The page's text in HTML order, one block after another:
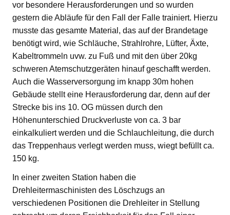
vor besondere Herausforderungen und so wurden
gestern die Abläufe für den Fall der Falle trainiert. Hierzu
musste das gesamte Material, das auf der Brandetage
benötigt wird, wie Schläuche, Strahlrohre, Lüfter, Äxte,
Kabeltrommeln uvw. zu Fuß und mit den über 20kg
schweren Atemschutzgeräten hinauf geschafft werden.
Auch die Wasserversorgung im knapp 30m hohen
Gebäude stellt eine Herausforderung dar, denn auf der
Strecke bis ins 10. OG müssen durch den
Höhenunterschied Druckverluste von ca. 3 bar
einkalkuliert werden und die Schlauchleitung, die durch
das Treppenhaus verlegt werden muss, wiegt befüllt ca.
150 kg.
In einer zweiten Station haben die
Drehleitermaschinisten des Löschzugs an
verschiedenen Positionen die Drehleiter in Stellung